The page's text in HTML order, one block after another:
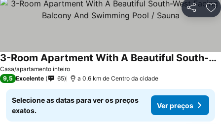
Partilhar
Casa/apartamento inteiro
3-Room Apartment With A Beautiful South-West Facing Balcony And Swimming Pool / Sauna
9,5 Excelente 65 a 0.6 km de Centro da cidade
Selecione as datas para ver os preços
exatos.
Ver preços